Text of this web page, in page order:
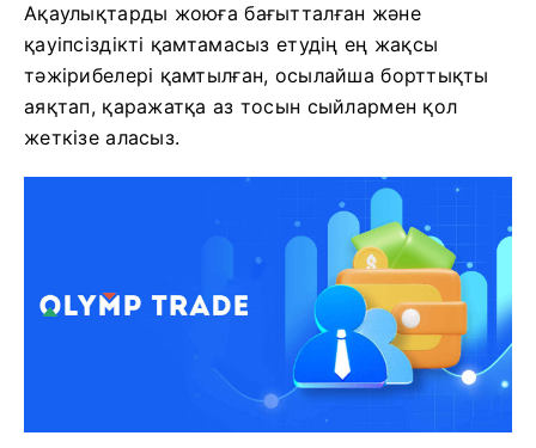
Ақаулықтарды жоюға бағытталған және
қауіпсіздікті қамтамасыз етудің ең жақсы
тәжірибелері қамтылған, осылайша борттықты
аяқтап, қаражатқа аз тосын сыйлармен қол
жеткізе аласыз.